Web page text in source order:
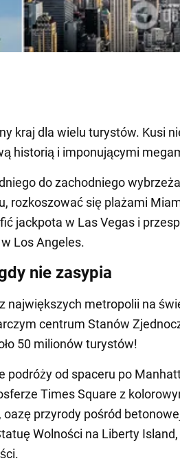
kraj dla wielu turystów. Kusi
historią i imponującymi
do zachodniego
rozkoszować się plażami
jackpota w Las Vegas i
Los Angeles.
nie zasypia
największych metropolii na
centrum Stanów
50 milionów turystów!
podróży od spaceru po
Times Square z
oazę przyrody pośród
Wolności na Liberty